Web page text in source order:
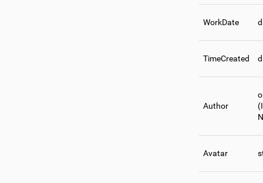
WorkDate
TimeCreated
Author
Avatar